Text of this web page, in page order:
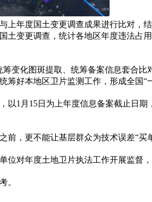
年度国土变更调查成果进行比对，
变更调查，统计各地区年度违法占
变化图斑提取、统筹备案信息套合
好本地区卫片监测工作，形成全国“
1月15日为上年度信息备案截止日
，更不能让基层群众为技术误差“买单
对年度土地卫片执法工作开展监督
。